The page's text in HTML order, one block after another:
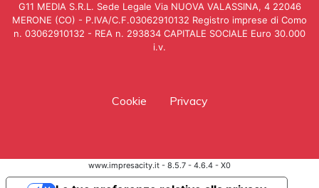
G11 MEDIA S.R.L. Sede Legale Via NUOVA VALASSINA, 4 22046
MERONE (CO) - P.IVA/C.F.03062910132 Registro imprese di Como
n. 03062910132 - REA n. 293834 CAPITALE SOCIALE Euro 30.000
i.v.
Cookie Privacy
www.impresacity.it - 8.5.7 - 4.6.4 - X0